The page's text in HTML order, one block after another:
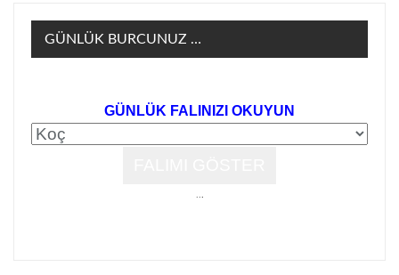
GÜNLÜK BURCUNUZ …
GÜNLÜK FALINIZI OKUYUN
...